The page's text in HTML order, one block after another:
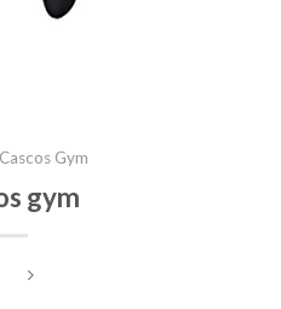
Cascos Gym
gym